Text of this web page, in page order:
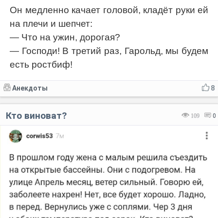
Он медленно качает головой, кладёт руки ей
на плечи и шепчет:
— Что на ужин, дорогая?
— Господи! В третий раз, Гарольд, мы будем
есть ростбиф!
8
Анекдоты
109 0
Кто виноват?